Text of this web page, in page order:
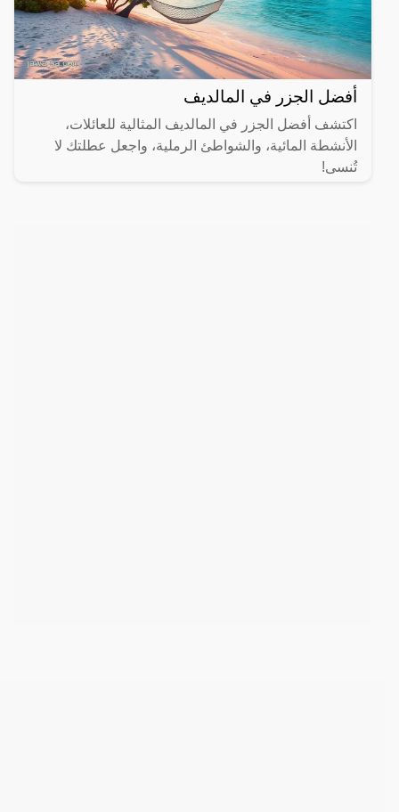
أفضل الجزر في المالديف
اكتشف أفضل الجزر في المالديف المثالية للعائلات،
الأنشطة المائية، والشواطئ الرملية، واجعل عطلتك لا
تُنسى!